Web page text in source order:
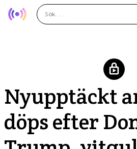
Nyupptäckt
döps efter